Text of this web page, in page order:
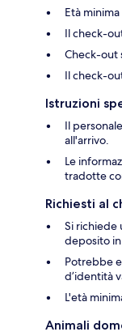
Età
Il check-
Check-out
Il check-
Istruzioni
Il
all'arrivo.
Le
tradotte
Richiesti al
Si richiede
deposito
Potrebbe
d’identità
L'età
Animali